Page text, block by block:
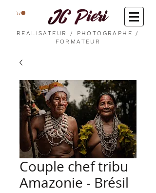
REALISATEUR / PHOTOGRAPHE /
FORMATEUR
Couple chef tribu
Amazonie - Brésil